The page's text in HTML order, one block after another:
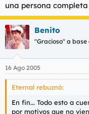
una persona completa
Benito
"Gracioso" a base
16 Ago 2005
Eternal rebuznó:
En fin... Todo esto a
por motivos que no